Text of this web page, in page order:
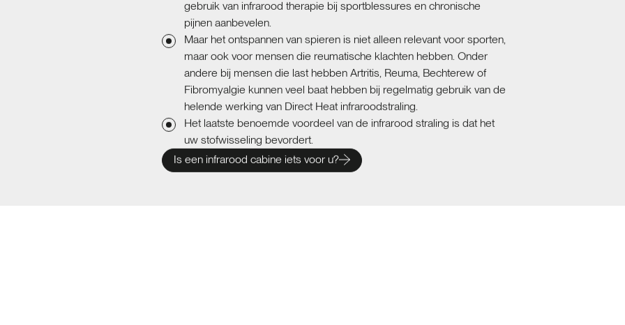
gebruik van infrarood therapie bij sportblessures en chronische
pijnen aanbevelen.
Maar het ontspannen van spieren is niet alleen relevant voor sporten,
maar ook voor mensen die reumatische klachten hebben. Onder
andere bij mensen die last hebben Artritis, Reuma, Bechterew of
Fibromyalgie kunnen veel baat hebben bij regelmatig gebruik van de
helende werking van Direct Heat infraroodstraling.
Het laatste benoemde voordeel van de infrarood straling is dat het
uw stofwisseling bevordert.
Is een infrarood cabine iets voor u?